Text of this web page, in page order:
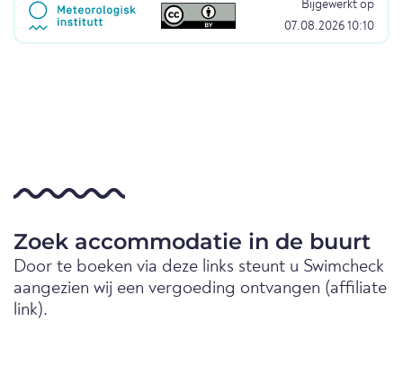
Bijgewerkt op
07.08.2026 10:10
Zoek accommodatie in de buurt
Door te boeken via deze links steunt u Swimcheck
aangezien wij een vergoeding ontvangen (affiliate
link).